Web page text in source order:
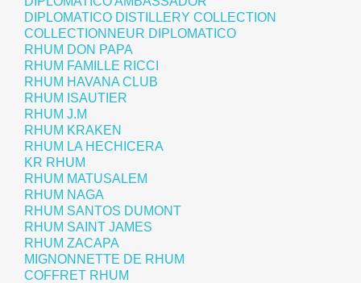
DIPLOMATICO DISTILLERY COLLECTION
COLLECTIONNEUR DIPLOMATICO
RHUM DON PAPA
RHUM FAMILLE RICCI
RHUM HAVANA CLUB
RHUM ISAUTIER
RHUM J.M
RHUM KRAKEN
RHUM LA HECHICERA
KR RHUM
RHUM MATUSALEM
RHUM NAGA
RHUM SANTOS DUMONT
RHUM SAINT JAMES
RHUM ZACAPA
MIGNONNETTE DE RHUM
COFFRET RHUM